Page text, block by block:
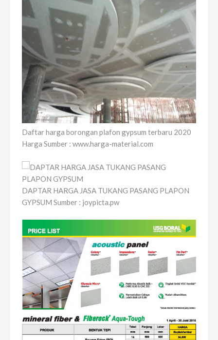
Daftar harga borongan plafon gypsum terbaru 2020
Harga Sumber : www.harga-material.com
DAPTAR HARGA JASA TUKANG PASANG PLAPON
GYPSUM Sumber : joypicta.pw